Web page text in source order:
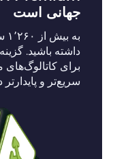
جهانی است
داشته باشید.
سریع‌تر و